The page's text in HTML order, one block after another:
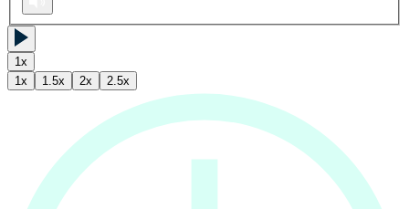
1x
1x 1.5x 2x 2.5x